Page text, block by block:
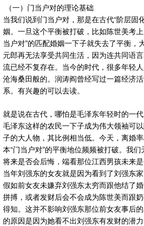
（一）门当户对的理论基础
当我们说到门当户对，那是在古代“阶层固
姻。一旦这个平衡被打破，比如陈世美考
当户对”的匹配婚姻一下子就失去了平衡，
元郎再无法享受共同生活，因为连共同语
流已经不复存在。当今的时代，很多年轻
沧海桑田般的。润涛阎曾经写过一篇经济
系。有兴趣的可以去读。
就是说在古代，哪怕是毛泽东年轻时的一代
毛泽东这样的农民一下子成为伟大领袖可
子的大人物，其比例相当低。今天，离婚
本“门当户对”的平衡地位频频被打破。我
将来是否会后悔，端看那位江西男孩未来是
当年刘强东的女友就是因为看到了刘强东
假如前女友未嫌弃刘强东太穷而跟他结了
拼搏，或者发财后会不会成为陈世美而跟
得知。这并不影响刘强东那位前女友事后
的原因是因为她看不出刘强东有发财的潜